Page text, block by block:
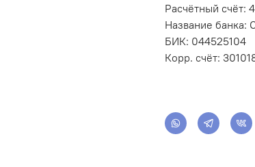
Расчётный счёт:
Название банка:
БИК: 044525104
Корр. счёт: